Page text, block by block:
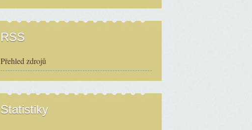
RSS
Přehled zdrojů
Statistiky